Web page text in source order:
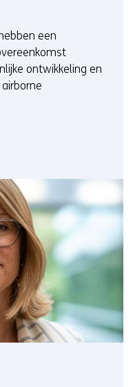
een
ontwikkeling en